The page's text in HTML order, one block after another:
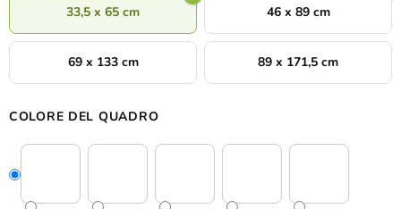
33,5 x 65 cm 46 x 89 cm
69 x 133 cm 89 x 171,5 cm
COLORE DEL QUADRO